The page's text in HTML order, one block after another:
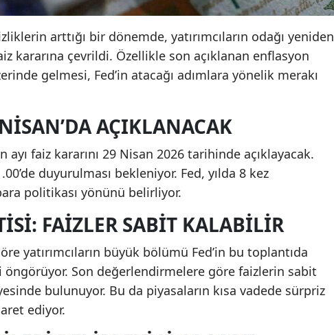
arttığı bir dönemde, yatırımcıların odağı yeniden
kararına çevrildi. Özellikle son açıklanan enflasyon
gelmesi, Fed’in atacağı adımlara yönelik merakı
AÇIKLANACAK
ayı faiz kararını 29 Nisan 2026 tarihinde açıklayacak.
duyurulması bekleniyor. Fed, yılda 8 kez
politikası yönünü belirliyor.
FAIZLER SABIT KALABILIR
yatırımcıların büyük bölümü Fed’in bu toplantıda
Son değerlendirmelere göre faizlerin sabit
bulunuyor. Bu da piyasaların kısa vadede sürpriz
ediyor.